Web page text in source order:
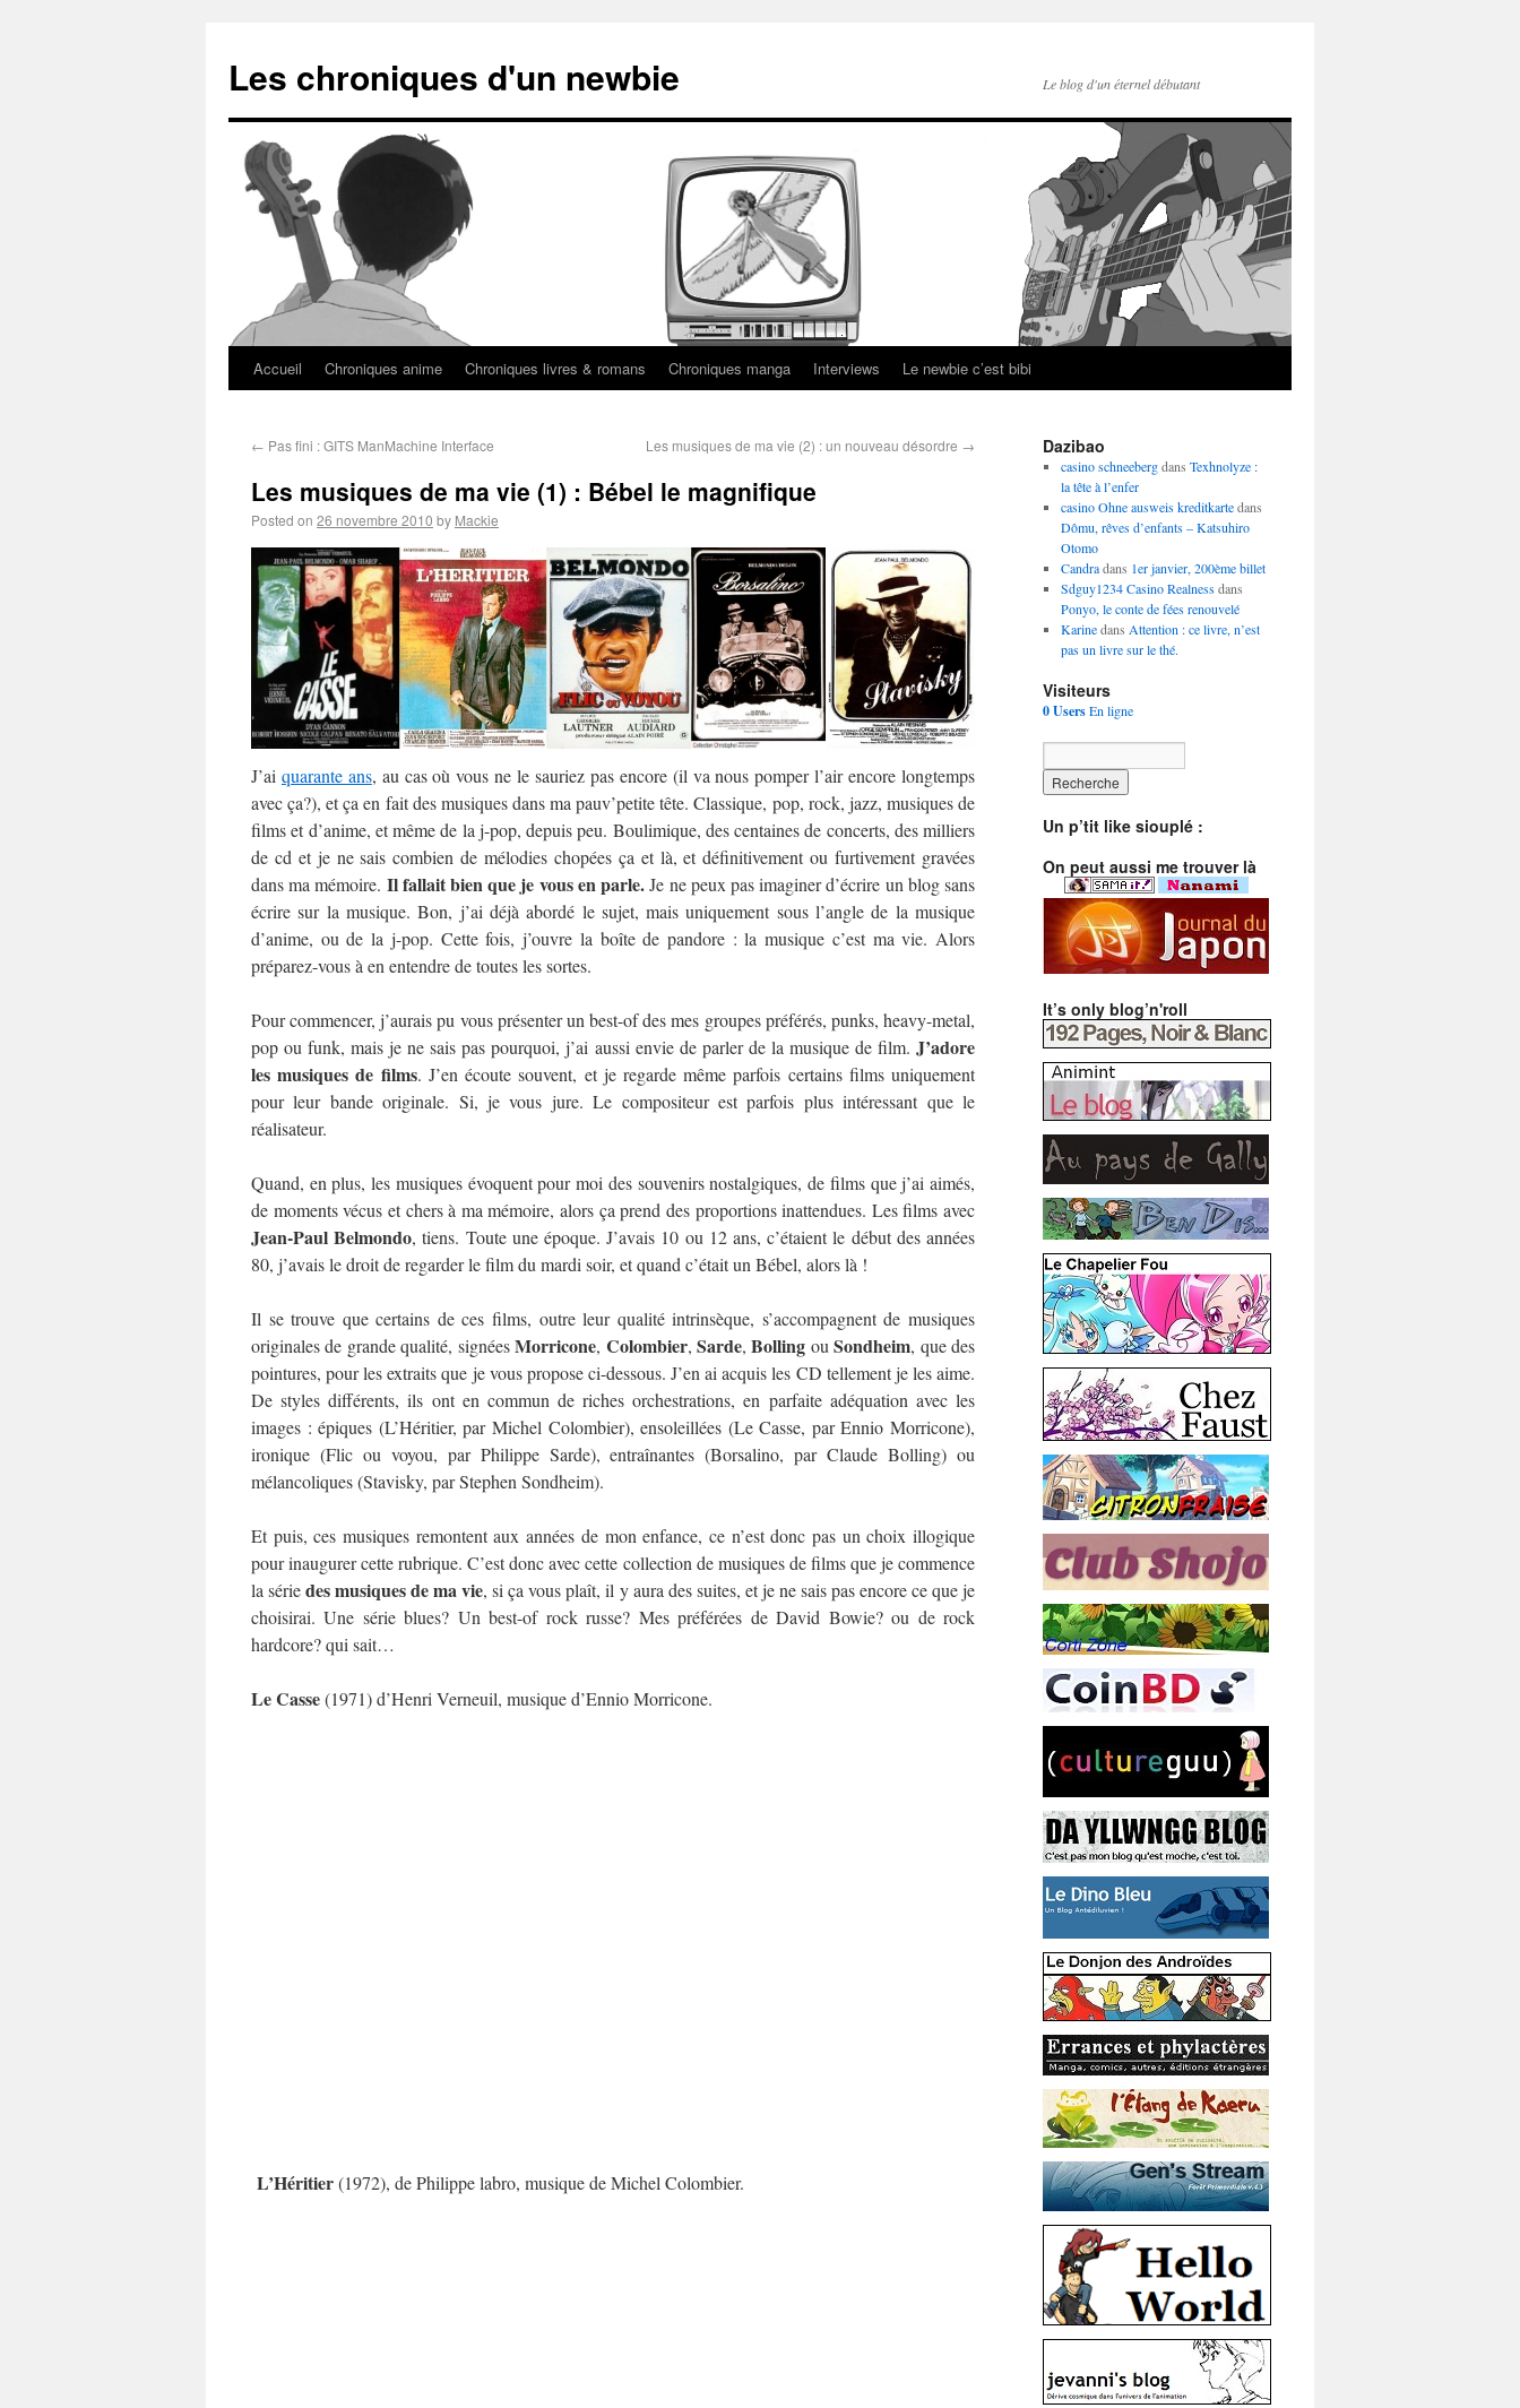
Les chroniques d'un newbie Le blog d'un éternel débutant
Accueil Chroniques anime Chroniques livres & romans Chroniques manga Interviews Le newbie c’est bibi
← Pas fini : GITS ManMachine Interface Les musiques de ma vie (2) : un nouveau désordre →
Les musiques de ma vie (1) : Bébel le magnifique
Posted on 26 novembre 2010 by Mackie
J’ai quarante ans, au cas où vous ne le sauriez pas encore (il va nous pomper l’air encore longtemps
avec ça?), et ça en fait des musiques dans ma pauv’petite tête. Classique, pop, rock, jazz, musiques de
films et d’anime, et même de la j-pop, depuis peu. Boulimique, des centaines de concerts, des milliers
de cd et je ne sais combien de mélodies chopées ça et là, et définitivement ou furtivement gravées
dans ma mémoire. Il fallait bien que je vous en parle.Je ne peux pas imaginer d’écrire un blog sans
écrire sur la musique. Bon, j’ai déjà abordé le sujet, mais uniquement sous l’angle de la musique
d’anime, ou de la j-pop. Cette fois, j’ouvre la boîte de pandore : la musique c’est ma vie. Alors
préparez-vous à en entendre de toutes les sortes.
Pour commencer, j’aurais pu vous présenter un best-of des mes groupes préférés, punks, heavy-metal,
pop ou funk, mais je ne sais pas pourquoi, j’ai aussi envie de parler de la musique de film. J’adore
les musiques de films. J’en écoute souvent, et je regarde même parfois certains films uniquement
pour leur bande originale. Si, je vous jure. Le compositeur est parfois plus intéressant que le
réalisateur.
Quand, en plus, les musiques évoquent pour moi des souvenirs nostalgiques, de films que j’ai aimés,
de moments vécus et chers à ma mémoire, alors ça prend des proportions inattendues. Les films avec
Jean-Paul Belmondo, tiens. Toute une époque. J’avais 10 ou 12 ans, c’étaient le début des années
80, j’avais le droit de regarder le film du mardi soir, et quand c’était un Bébel, alors là !
Il se trouve que certains de ces films, outre leur qualité intrinsèque, s’accompagnent de musiques
originales de grande qualité, signéesMorricone, Colombier, Sarde,Bolling ouSondheim, que des
pointures, pour les extraits que je vous propose ci-dessous. J’en ai acquis les CD tellement je les aime.
De styles différents, ils ont en commun de riches orchestrations, en parfaite adéquation avec les
images : épiques (L’Héritier, par Michel Colombier), ensoleillées (Le Casse, par Ennio Morricone),
ironique (Flic ou voyou, par Philippe Sarde), entraînantes (Borsalino, par Claude Bolling) ou
mélancoliques (Stavisky, par Stephen Sondheim).
Et puis, ces musiques remontent aux années de mon enfance, ce n’est donc pas un choix illogique
pour inaugurer cette rubrique. C’est donc avec cette collection de musiques de films que je commence
la sériedes musiques de ma vie, si ça vous plaît, il y aura des suites, et je ne sais pas encore ce que je
choisirai. Une série blues? Un best-of rock russe? Mes préférées de David Bowie? ou de rock
hardcore? qui sait…
Le Casse(1971) d’Henri Verneuil, musique d’Ennio Morricone.
L’Héritier(1972), de Philippe labro, musique de Michel Colombier.
Dazibao
casino schneebergdans Texhnolyze :
la tête à l’enfer
casino Ohne ausweis kreditkartedans
Dômu, rêves d’enfants – Katsuhiro
Otomo
Candradans 1er janvier, 200ème billet
Sdguy1234 Casino Realnessdans
Ponyo, le conte de fées renouvelé
Karinedans Attention : ce livre, n’est
pas un livre sur le thé.
Visiteurs
0 UsersEn ligne
Un p’tit like siouplé :
On peut aussi me trouver là
It’s only blog’n'roll